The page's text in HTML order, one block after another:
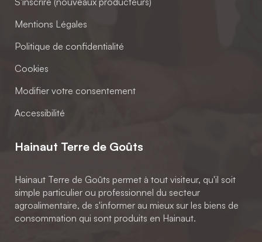
Mentions Légales
Politique de confidentialité
Cookies
Modifier votre consentement
Accessibilité
Hainaut Terre de Goûts
Hainaut Terre de Goûts permet à tout visiteur, qu'il soit
simple particulier ou professionnel du secteur
agroalimentaire, de s'informer au mieux sur les biens de
consommation qui sont produits en Hainaut.